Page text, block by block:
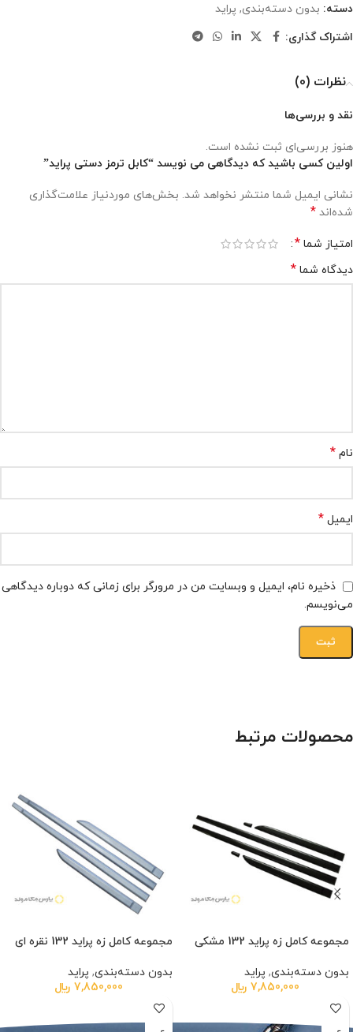
دسته: بدون دسته‌بندی, پراید
اشتراک گذاری:
نظرات (0)
نقد و بررسی‌ها
هنوز بررسی‌ای ثبت نشده است.
اولین کسی باشید که دیدگاهی می نویسد “کابل ترمز دستی پراید”
نشانی ایمیل شما منتشر نخواهد شد. بخش‌های موردنیاز علامت‌گذاری
شده‌اند *
امتیاز شما *
دیدگاه شما *
نام *
ایمیل *
ذخیره نام، ایمیل و وبسایت من در مرورگر برای زمانی که دوباره دیدگاهی
می‌نویسم.
محصولات مرتبط
مجموعه کامل زه پراید 132 مشکی
بدون دسته‌بندی, پراید
7,850,000 ﷼
مجموعه کامل زه پراید 132 نقره ای
بدون دسته‌بندی, پراید
7,850,000 ﷼